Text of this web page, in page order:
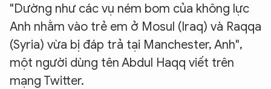
"Dường như các vụ ném bom của không lực
Anh nhằm vào trẻ em ở Mosul (Iraq) và Raqqa
(Syria) vừa bị đáp trả tại Manchester, Anh",
một người dùng tên Abdul Haqq viết trên
mạng Twitter.